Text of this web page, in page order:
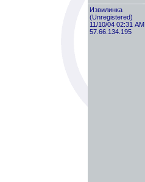
Извилинка
(Unregistered)
11/10/04 02:31 AM
57.66.134.195